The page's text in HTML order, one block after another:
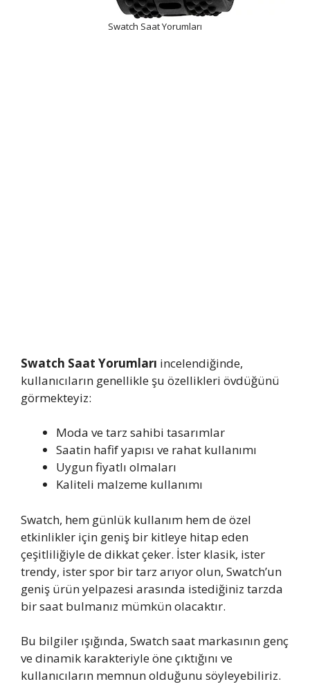
Swatch Saat Yorumları
Swatch Saat Yorumları incelendiğinde,
kullanıcıların genellikle şu özellikleri övdüğünü
görmekteyiz:
Moda ve tarz sahibi tasarımlar
Saatin hafif yapısı ve rahat kullanımı
Uygun fiyatlı olmaları
Kaliteli malzeme kullanımı
Swatch, hem günlük kullanım hem de özel
etkinlikler için geniş bir kitleye hitap eden
çeşitliliğiyle de dikkat çeker. İster klasik, ister
trendy, ister spor bir tarz arıyor olun, Swatch’un
geniş ürün yelpazesi arasında istediğiniz tarzda
bir saat bulmanız mümkün olacaktır.
Bu bilgiler ışığında, Swatch saat markasının genç
ve dinamik karakteriyle öne çıktığını ve
kullanıcıların memnun olduğunu söyleyebiliriz.